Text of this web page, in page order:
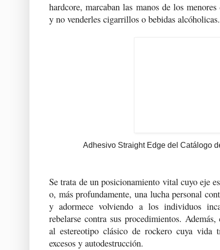
hardcore, marcaban las manos de los
y no venderles cigarrillos o bebidas alcóholicas.
Adhesivo Straight Edge del Catálogo
Se trata de un posicionamiento vital cuyo eje
o, más profundamente, una lucha personal
y adormece volviendo a los individuos
rebelarse contra sus procedimientos.
al estereotipo clásico de rockero cuya vida
excesos y autodestrucción.